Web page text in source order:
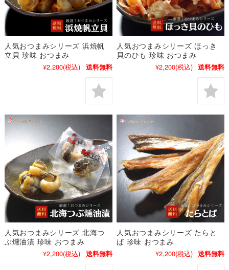
人気おつまみシリーズ 浜焼帆
立貝 珍味 おつまみ
¥2,200(税込) 送料無料
人気おつまみシリーズ ほっき
貝のひも 珍味 おつまみ
¥2,200(税込) 送料無料
人気おつまみシリーズ 北海つ
ぶ燻油漬 珍味 おつまみ
¥2,200(税込) 送料無料
人気おつまみシリーズ たらと
ば 珍味 おつまみ
¥2,200(税込) 送料無料